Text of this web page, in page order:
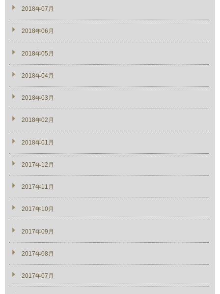
2018年07月
2018年06月
2018年05月
2018年04月
2018年03月
2018年02月
2018年01月
2017年12月
2017年11月
2017年10月
2017年09月
2017年08月
2017年07月